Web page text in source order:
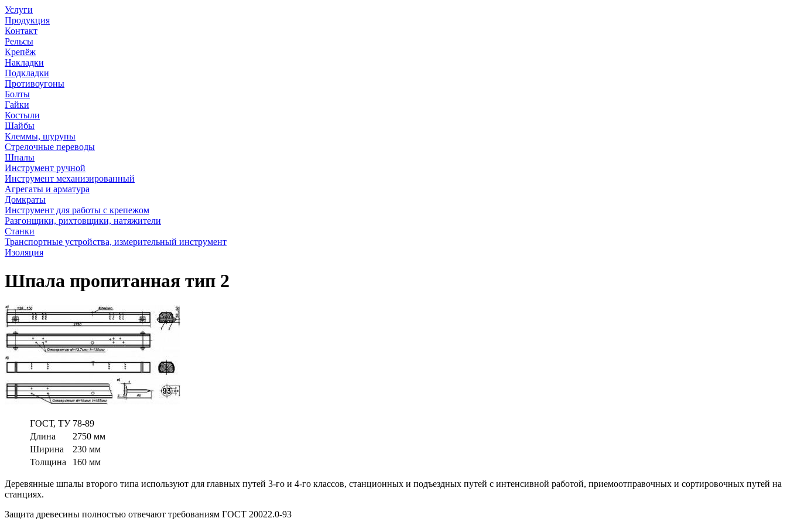
Услуги
Продукция
Контакт
Рельсы
Крепёж
Накладки
Подкладки
Противоугоны
Болты
Гайки
Костыли
Шайбы
Клеммы, шурупы
Стрелочные переводы
Шпалы
Инструмент ручной
Инструмент механизированный
Агрегаты и арматура
Домкраты
Инструмент для работы с крепежом
Разгонщики, рихтовщики, натяжители
Станки
Транспортные устройства, измерительный инструмент
Изоляция
Шпала пропитанная тип 2
ГОСТ, ТУ 78-89
Длина
2750 мм
Ширина
230 мм
Толщина
160 мм
Деревянные шпалы второго типа используют для главных путей 3-го и 4-го классов, станционных и подъездных путей с интенсивной работой, приемоотправочных и сортировочных путей на
станциях.
Защита древесины полностью отвечают требованиям ГОСТ 20022.0-93